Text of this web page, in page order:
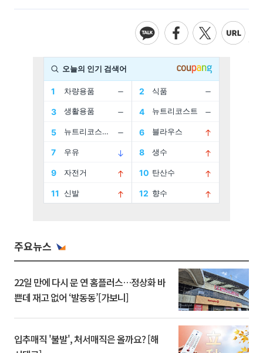
주요뉴스
22일 만에 다시 문 연 홈플러스…정상화 바
쁜데 재고 없어 ‘발동동’[가보니]
입추매직 '불발', 처서매직은 올까요? [해